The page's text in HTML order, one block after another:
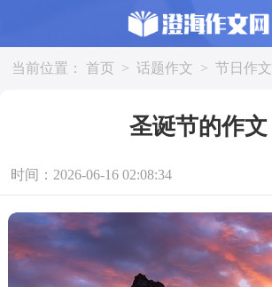
当前位置： 首页 > 话题作文 > 节日作文
圣诞节的作文
时间：2026-06-16 02:08:34